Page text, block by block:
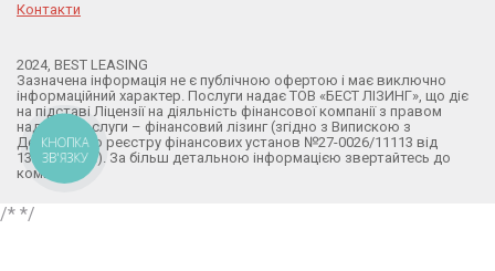
Контакти
2024, BEST LEASING
Зазначена інформація не є публічною офертою і має виключно
інформаційний характер. Послуги надає ТОВ «БЕСТ ЛІЗИНГ», що діє
на підставі Ліцензії на діяльність фінансової компанії з правом
надання послуги – фінансовий лізинг (згідно з Випискою з
Державного реєстру фінансових установ №27-0026/11113 від
13.02.2024р.). За більш детальною інформацією звертайтесь до
компанії.
/* */
КНОПКА
ЗВ'ЯЗКУ